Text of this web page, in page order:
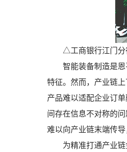
△工商银行江门分
智能装备制造是恩
特征。然而，产业链
产品难以适配企业订
间存在信息不对称的
难以向产业链末端传
为精准打通产业链金